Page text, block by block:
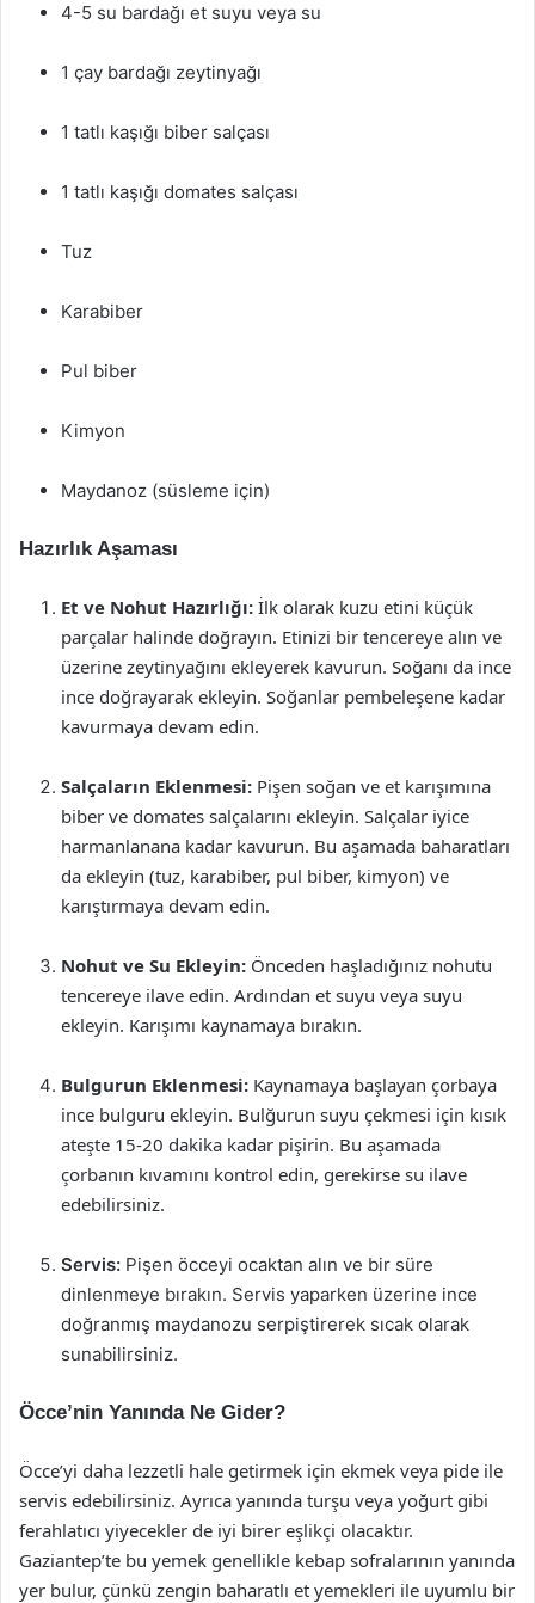
4-5 su bardağı et suyu veya su
1 çay bardağı zeytinyağı
1 tatlı kaşığı biber salçası
1 tatlı kaşığı domates salçası
Tuz
Karabiber
Pul biber
Kimyon
Maydanoz (süsleme için)
Hazırlık Aşaması
Et ve Nohut Hazırlığı: İlk olarak kuzu etini küçük
parçalar halinde doğrayın. Etinizi bir tencereye alın ve
üzerine zeytinyağını ekleyerek kavurun. Soğanı da ince
ince doğrayarak ekleyin. Soğanlar pembeleşene kadar
kavurmaya devam edin.
Salçaların Eklenmesi: Pişen soğan ve et karışımına
biber ve domates salçalarını ekleyin. Salçalar iyice
harmanlanana kadar kavurun. Bu aşamada baharatları
da ekleyin (tuz, karabiber, pul biber, kimyon) ve
karıştırmaya devam edin.
Nohut ve Su Ekleyin: Önceden haşladığınız nohutu
tencereye ilave edin. Ardından et suyu veya suyu
ekleyin. Karışımı kaynamaya bırakın.
Bulgurun Eklenmesi: Kaynamaya başlayan çorbaya
ince bulguru ekleyin. Bulğurun suyu çekmesi için kısık
ateşte 15-20 dakika kadar pişirin. Bu aşamada
çorbanın kıvamını kontrol edin, gerekirse su ilave
edebilirsiniz.
Servis: Pişen öcceyi ocaktan alın ve bir süre
dinlenmeye bırakın. Servis yaparken üzerine ince
doğranmış maydanozu serpiştirerek sıcak olarak
sunabilirsiniz.
Öcce’nin Yanında Ne Gider?
Öcce’yi daha lezzetli hale getirmek için ekmek veya pide ile
servis edebilirsiniz. Ayrıca yanında turşu veya yoğurt gibi
ferahlatıcı yiyecekler de iyi birer eşlikçi olacaktır.
Gaziantep’te bu yemek genellikle kebap sofralarının yanında
yer bulur, çünkü zengin baharatlı et yemekleri ile uyumlu bir